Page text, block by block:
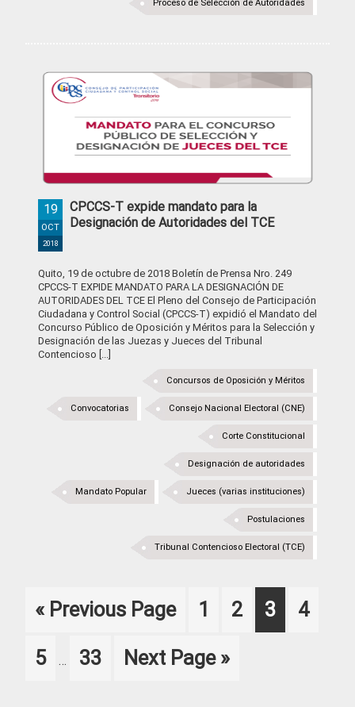
Proceso de Selección de Autoridades
CPCCS-T expide mandato para la
Designación de Autoridades del TCE
19
OCT
2018
Quito, 19 de octubre de 2018 Boletín de Prensa Nro. 249
CPCCS-T EXPIDE MANDATO PARA LA DESIGNACIÓN DE
AUTORIDADES DEL TCE El Pleno del Consejo de Participación
Ciudadana y Control Social (CPCCS-T) expidió el Mandato del
Concurso Público de Oposición y Méritos para la Selección y
Designación de las Juezas y Jueces del Tribunal
Contencioso [...]
Concursos de Oposición y Méritos
Consejo Nacional Electoral (CNE)
Convocatorias
Corte Constitucional
Designación de autoridades
Jueces (varias instituciones)
Mandato Popular
Postulaciones
Tribunal Contencioso Electoral (TCE)
« Go
Previous Page Page
1 Page
2 Page
3 Page
4
Page
5
pages
… Page
33
Go
Next Page »